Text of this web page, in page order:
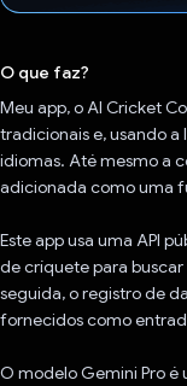
O que faz?
Meu app, o AI Cricket
tradicionais e, usando
idiomas. Até mesmo a
adicionada como uma
Este app usa uma API
de críquete para
seguida, o registro de
fornecidos como
O modelo Gemini Pro é